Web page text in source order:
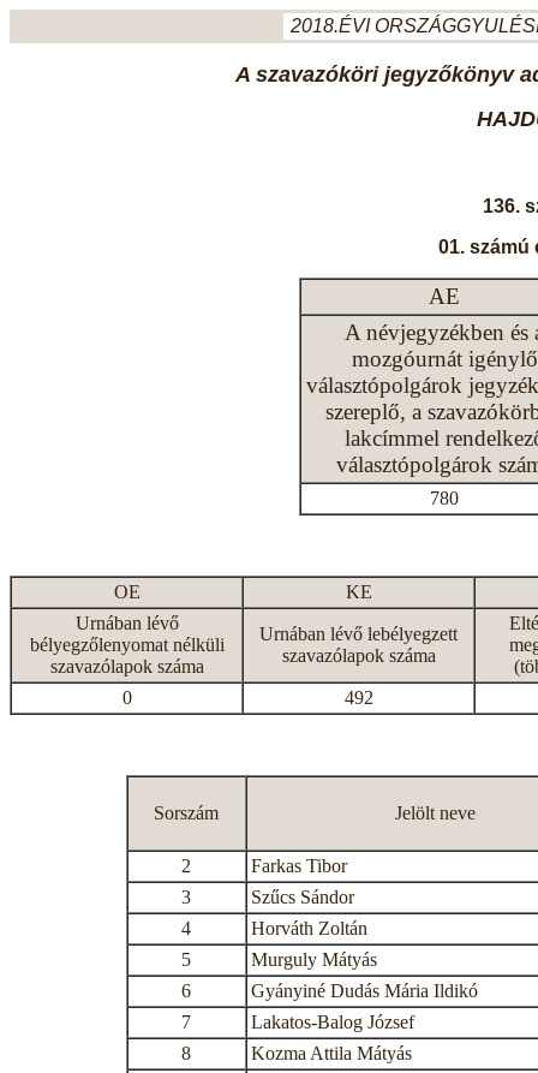
2018.ÉVI
A szavazóköri jegyzőkönyv
136.
01. számú
AE
A névjegyzékben és
mozgóurnát igénylő
választópolgárok
szereplő, a
lakcímmel
választópolgárok
780
OE
KE
Urnában lévő
bélyegzőlenyomat nélküli
szavazólapok száma
Urnában lévő lebélyegzett
szavazólapok száma
0
492
Sorszám Jelölt neve
2
Farkas Tibor
3
Szűcs Sándor
4
Horváth Zoltán
5
Murguly Mátyás
6
Gyányiné Dudás Mária Ildikó
7
Lakatos-Balog József
8
Kozma Attila Mátyás